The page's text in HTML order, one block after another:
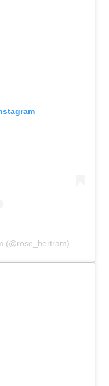
(@rose_bertram)